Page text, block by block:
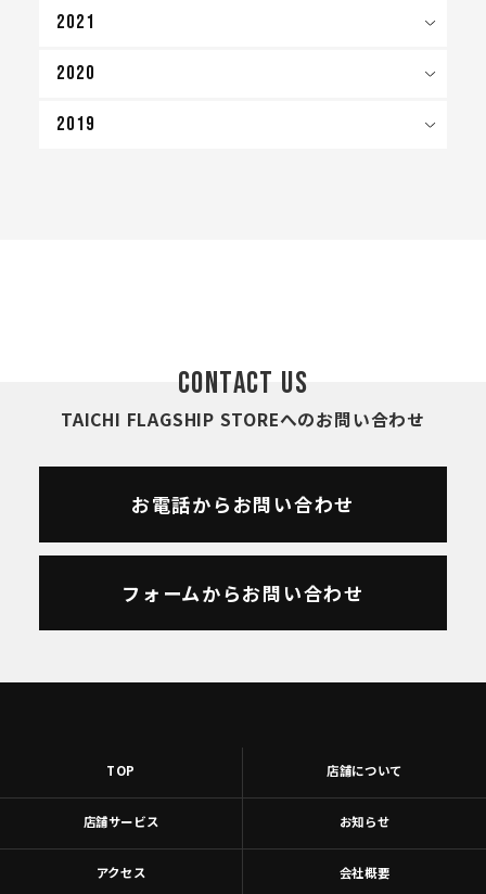
2021
2020
2019
CONTACT US
TAICHI FLAGSHIP STOREへのお問い合わせ
お電話からお問い合わせ
フォームからお問い合わせ
TOP 店舗について
店舗サービス お知らせ
アクセス 会社概要